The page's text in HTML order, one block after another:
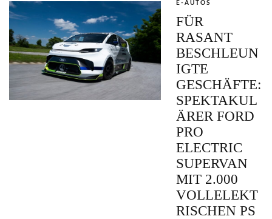
E-AUTOS
FÜR
RASANT
BESCHLEUN
IGTE
GESCHÄFTE:
SPEKTAKUL
ÄRER FORD
PRO
ELECTRIC
SUPERVAN
MIT 2.000
VOLLELEKT
RISCHEN PS